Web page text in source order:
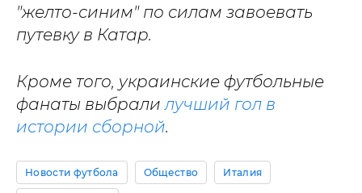
"желто-синим" по силам завоевать
путевку в Катар.
Кроме того, украинские футбольные
фанаты выбралилучший гол в
истории сборной.
Новости футбола Общество Италия